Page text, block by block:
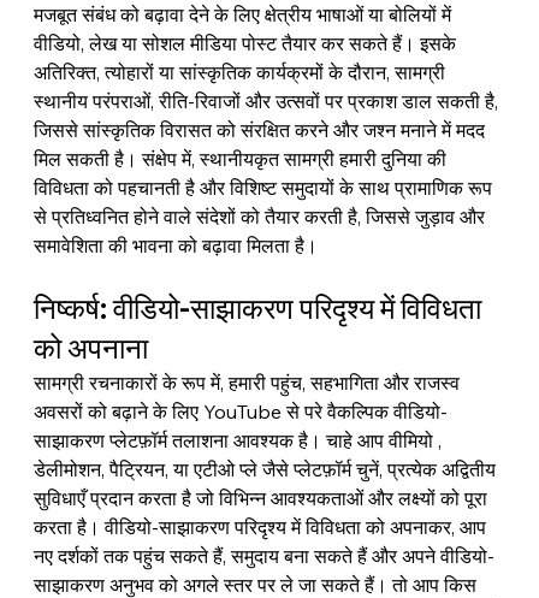
मजबूत संबंध को बढ़ावा देने के लिए क्षेत्रीय भाषाओं या बोलियों में
वीडियो, लेख या सोशल मीडिया पोस्ट तैयार कर सकते हैं। इसके
अतिरिक्त, त्योहारों या सांस्कृतिक कार्यक्रमों के दौरान, सामग्री
स्थानीय परंपराओं, रीति-रिवाजों और उत्सवों पर प्रकाश डाल सकती है,
जिससे सांस्कृतिक विरासत को संरक्षित करने और जश्न मनाने में मदद
मिल सकती है। संक्षेप में, स्थानीयकृत सामग्री हमारी दुनिया की
विविधता को पहचानती है और विशिष्ट समुदायों के साथ प्रामाणिक रूप
से प्रतिध्वनित होने वाले संदेशों को तैयार करती है, जिससे जुड़ाव और
समावेशिता की भावना को बढ़ावा मिलता है।
निष्कर्ष: वीडियो-साझाकरण परिदृश्य में विविधता
को अपनाना
सामग्री रचनाकारों के रूप में, हमारी पहुंच, सहभागिता और राजस्व
अवसरों को बढ़ाने के लिए YouTube से परे वैकल्पिक वीडियो-
साझाकरण प्लेटफ़ॉर्म तलाशना आवश्यक है। चाहे आप वीमियो ,
डेलीमोशन, पैट्रियन, या एटीओ प्ले जैसे प्लेटफ़ॉर्म चुनें, प्रत्येक अद्वितीय
सुविधाएँ प्रदान करता है जो विभिन्न आवश्यकताओं और लक्ष्यों को पूरा
करता है। वीडियो-साझाकरण परिदृश्य में विविधता को अपनाकर, आप
नए दर्शकों तक पहुंच सकते हैं, समुदाय बना सकते हैं और अपने वीडियो-
साझाकरण अनुभव को अगले स्तर पर ले जा सकते हैं। तो आप किस